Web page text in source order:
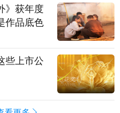
》获年度
作品底色
些上市公